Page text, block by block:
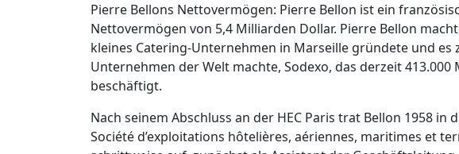
Pierre Bellons Nettovermögen: Pierre Bellon ist ein
Nettovermögen von 5,4 Milliarden Dollar. Pierre Bellon
kleines Catering-Unternehmen in Marseille gründete und
Unternehmen der Welt machte, Sodexo, das derzeit
beschäftigt.
Nach seinem Abschluss an der HEC Paris trat Bellon 1958 in
Société d’exploitations hôtelières, aériennes, maritimes et